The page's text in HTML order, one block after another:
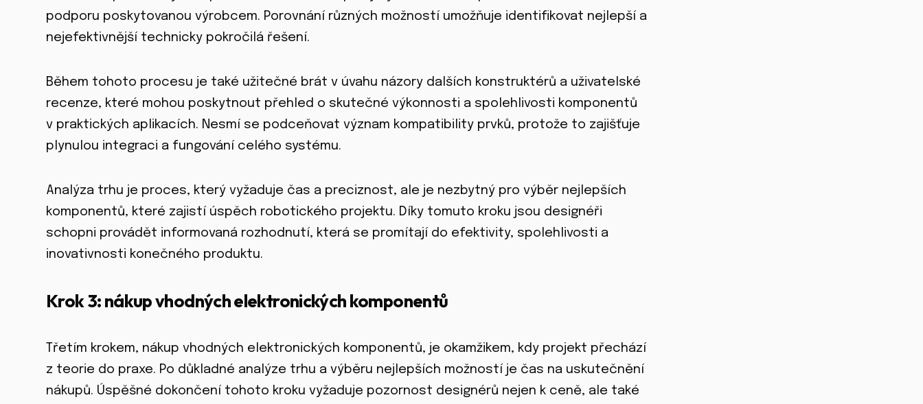
podporu poskytovanou výrobcem. Porovnání různých možností umožňuje identifikovat nejlepší a
nejefektivnější technicky pokročilá řešení.
Během tohoto procesu je také užitečné brát v úvahu názory dalších konstruktérů a uživatelské
recenze, které mohou poskytnout přehled o skutečné výkonnosti a spolehlivosti komponentů
v praktických aplikacích. Nesmí se podceňovat význam kompatibility prvků, protože to zajišťuje
plynulou integraci a fungování celého systému.
Analýza trhu je proces, který vyžaduje čas a preciznost, ale je nezbytný pro výběr nejlepších
komponentů, které zajistí úspěch robotického projektu. Díky tomuto kroku jsou designéři
schopni provádět informovaná rozhodnutí, která se promítají do efektivity, spolehlivosti a
inovativnosti konečného produktu.
Krok 3: nákup vhodných elektronických komponentů
Třetím krokem, nákup vhodných elektronických komponentů, je okamžikem, kdy projekt přechází
z teorie do praxe. Po důkladné analýze trhu a výběru nejlepších možností je čas na uskutečnění
nákupů. Úspěšné dokončení tohoto kroku vyžaduje pozornost designérů nejen k ceně, ale také